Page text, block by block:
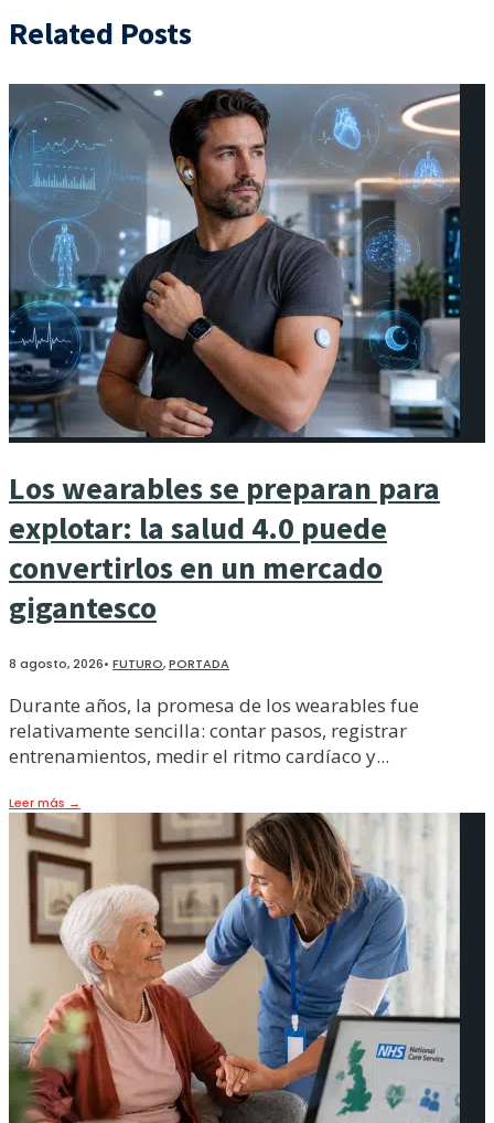
Related Posts
Los wearables se preparan para
explotar: la salud 4.0 puede
convertirlos en un mercado
gigantesco
8 agosto, 2026• FUTURO,PORTADA
Durante años, la promesa de los wearables fue
relativamente sencilla: contar pasos, registrar
entrenamientos, medir el ritmo cardíaco y...
Leer más →